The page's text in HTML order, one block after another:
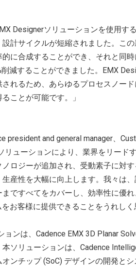
Designerソリューションを使用す
計サイクルが短縮されました。こ
に合成することができ、それと同
減することができました。EMX
れるため、あらゆるプロセスノード
ことが可能です。」
president and general manager、
リューションにより、業界をリード
ロジーが追加され、受動素子に対
産性を大幅に向上します。我々は
ですべてをカバーし、効率性に優
お客様に提供できることをうれしく
ョンは、Cadence EMX 3D Planar
ソリューションは、Cadence
ンチップ (SoC) デザインの開発と